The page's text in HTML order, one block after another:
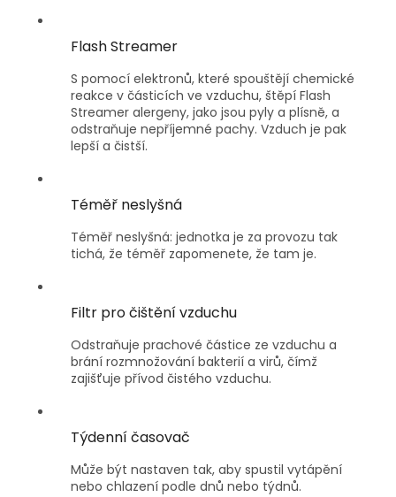
Flash Streamer
S pomocí elektronů, které spouštějí chemické
reakce v částicích ve vzduchu, štěpí Flash
Streamer alergeny, jako jsou pyly a plísně, a
odstraňuje nepříjemné pachy. Vzduch je pak
lepší a čistší.
Téměř neslyšná
Téměř neslyšná: jednotka je za provozu tak
tichá, že téměř zapomenete, že tam je.
Filtr pro čištění vzduchu
Odstraňuje prachové částice ze vzduchu a
brání rozmnožování bakterií a virů, čímž
zajišťuje přívod čistého vzduchu.
Týdenní časovač
Může být nastaven tak, aby spustil vytápění
nebo chlazení podle dnů nebo týdnů.